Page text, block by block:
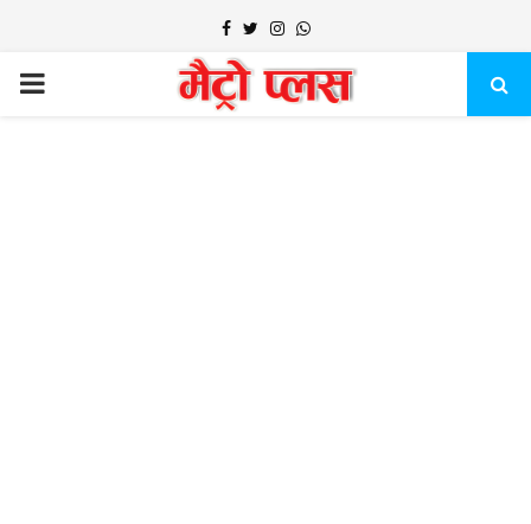
Facebook
TwitterInstagram
Whatsapp
PRIMARY